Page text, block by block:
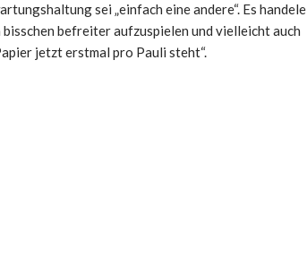
sei „einfach eine andere“. Es handele
befreiter aufzuspielen und vielleicht auch
jetzt erstmal pro Pauli steht“.